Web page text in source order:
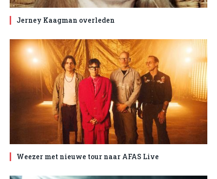
Jerney Kaagman overleden
Weezer met nieuwe tour naar AFAS Live